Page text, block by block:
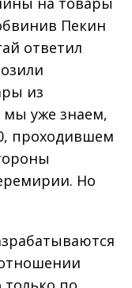
Пекин
ответил
из
мы уже знаем,
проходившем
Но